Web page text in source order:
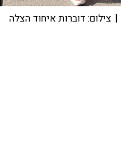
| צילום: דוברות איחוד הצלה